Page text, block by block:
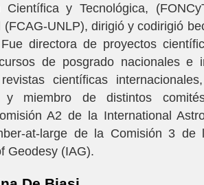
Científica y Tecnológica,
(FCAG-UNLP), dirigió y codirigió
directora de proyectos
de posgrado nacionales e
científicas
y miembro de distintos
A2 de la International
at-large de la Comisión 3 de
Geodesy (IAG).